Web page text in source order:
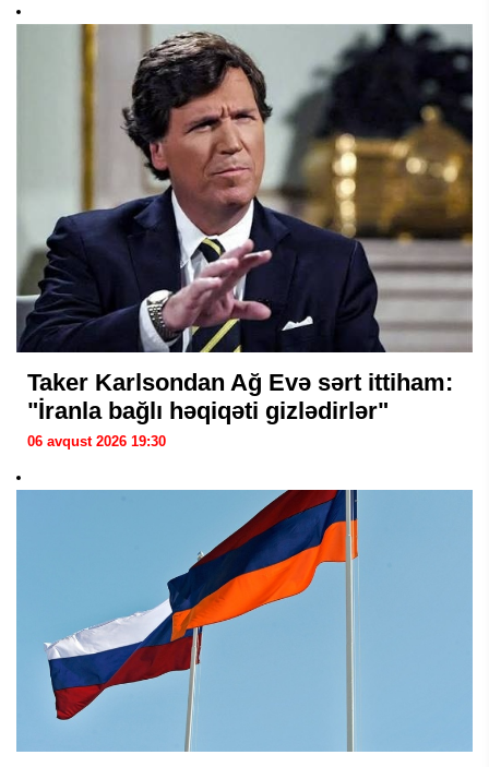
Taker Karlsondan Ağ Evə sərt ittiham:
"İranla bağlı həqiqəti gizlədirlər"
06 avqust 2026 19:30